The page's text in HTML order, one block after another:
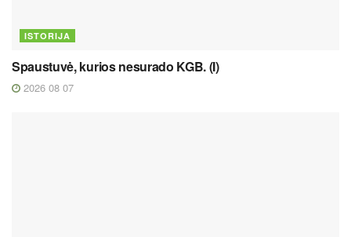
ISTORIJA
Spaustuvė, kurios nesurado KGB. (I)
2026 08 07